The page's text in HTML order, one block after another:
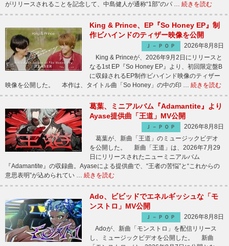
がリリースされることを記念して、中島健人が通称“1部”のパ … 続きを読む
King & Prince、EP『So Honey EP』制
作ビハインドのティザー映像を公開
Ｊ－ＰＯＰ
2026年8月8日
King & Princeが、2026年9月2日にリリースと
なる1st EP『So Honey EP』より、初回限定盤B
に収録されるEP制作ビハインド映像のティザー
映像を公開した。 本作は、タイトル曲「So Honey」の中の印 … 続きを読む
葛葉、ミニアルバム『Adamantite』より
Ayase提供曲「王道」MV公開
Ｊ－ＰＯＰ
2026年8月8日
葛葉が、新曲「王道」のミュージックビデオ
を公開した。 新曲「王道」は、2026年7月29
日にリリースされたニューミニアルバム
『Adamantite』の収録曲。Ayaseによる提供曲で、“王者の苦悩”と“これからの
意思表明”が込められてい … 続きを読む
Ado、ビビッドでエネルギッシュな「モ
ンストロ」MV公開
Ｊ－ＰＯＰ
2026年8月8日
Adoが、新曲「モンストロ」を配信リリース
し、ミュージックビデオを公開した。 新曲